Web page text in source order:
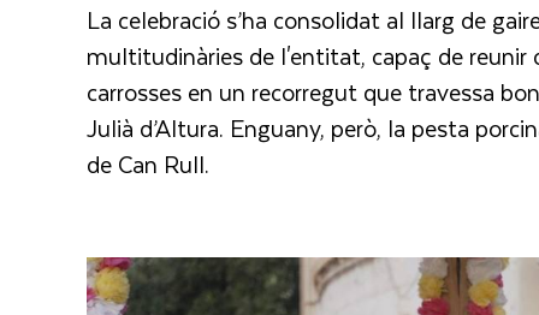
La celebració s’ha consolidat al llarg de
multitudinàries de l'entitat, capaç de
carrosses en un recorregut que travessa
Julià d’Altura. Enguany, però, la pesta
de Can Rull.